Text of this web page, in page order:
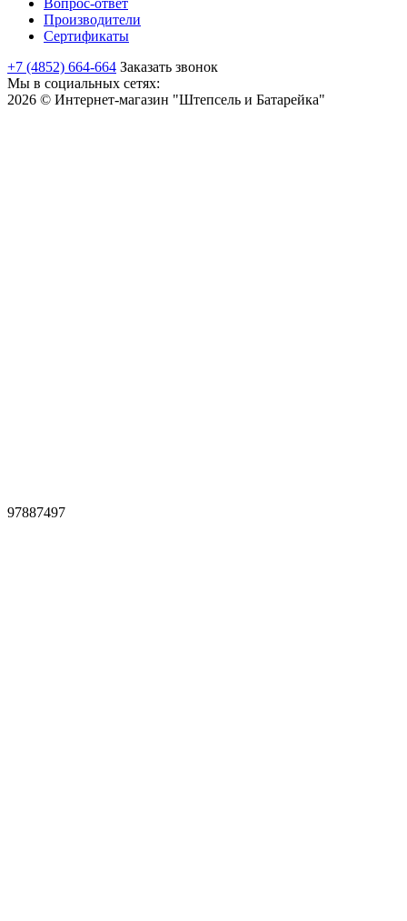
Вопрос-ответ
Производители
Сертификаты
+7 (4852) 664-664 Заказать звонок
Мы в социальных сетях:
2026 © Интернет-магазин "Штепсель и Батарейка"
97887497